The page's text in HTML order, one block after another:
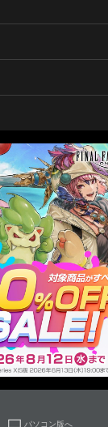
パソコン版へ